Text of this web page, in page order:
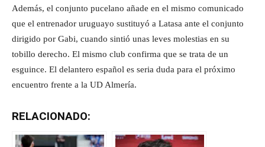
Además, el conjunto pucelano añade en el mismo comunicado
que el entrenador uruguayo sustituyó a Latasa ante el conjunto
dirigido por Gabi, cuando sintió unas leves molestias en su
tobillo derecho. El mismo club confirma que se trata de un
esguince. El delantero español es seria duda para el próximo
encuentro frente a la UD Almería.
RELACIONADO: